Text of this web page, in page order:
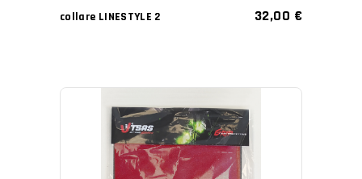
collare LINESTYLE 2 32,00 €